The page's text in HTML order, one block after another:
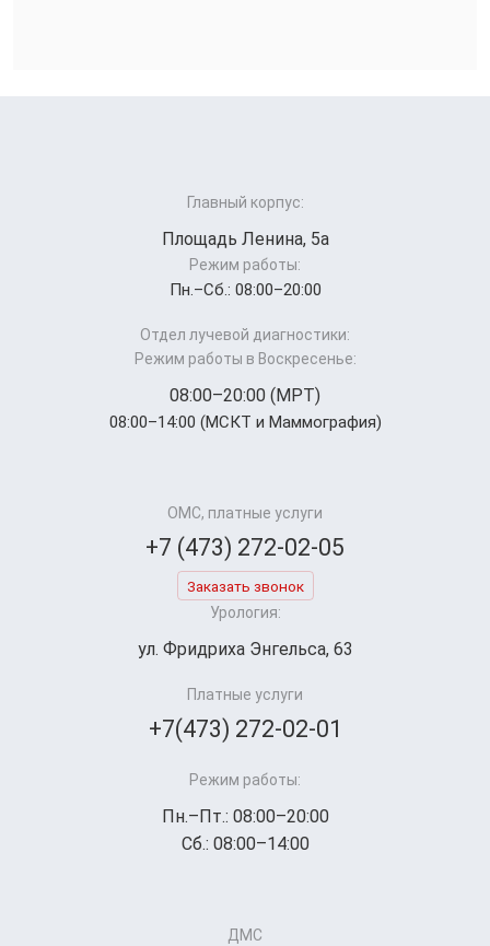
Главный корпус:
Площадь Ленина, 5а
Режим работы:
Пн.–Cб.: 08:00–20:00
Отдел лучевой диагностики:
Режим работы в Воскресенье:
08:00–20:00 (МРТ)
08:00–14:00 (МСКТ и Маммография)
ОМС, платные услуги
+7 (473) 272-02-05
Заказать звонок
Урология:
ул. Фридриха Энгельса, 63
Платные услуги
+7(473) 272-02-01
Режим работы:
Пн.–Пт.: 08:00–20:00
Сб.: 08:00–14:00
ДМС